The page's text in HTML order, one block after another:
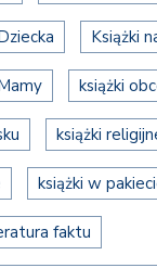
Książki
książki
książki
książki w
faktu